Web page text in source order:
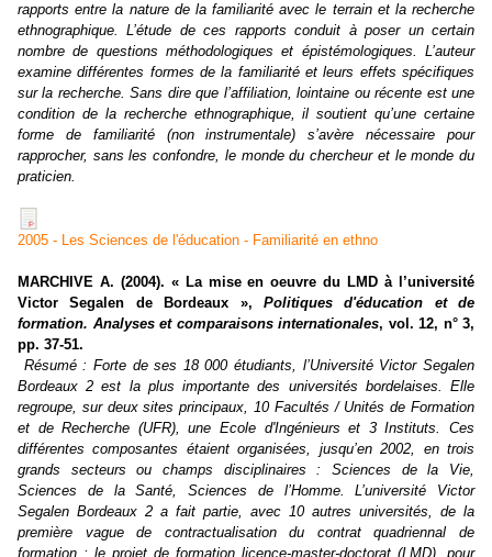
rapports entre la nature de la familiarité avec le terrain et la recherche
ethnographique. L’étude de ces rapports conduit à poser un certain
nombre de questions méthodologiques et épistémologiques. L’auteur
examine différentes formes de la familiarité et leurs effets spécifiques
sur la recherche. Sans dire que l’affiliation, lointaine ou récente est une
condition de la recherche ethnographique, il soutient qu’une certaine
forme de familiarité (non instrumentale) s’avère nécessaire pour
rapprocher, sans les confondre, le monde du chercheur et le monde du
praticien.
2005 - Les Sciences de l'éducation - Familiarité en ethno
MARCHIVE A. (2004). « La mise en oeuvre du LMD à l’université
Victor Segalen de Bordeaux »,
Politiques d'éducation et de
formation. Analyses et comparaisons internationales, vol. 12, n° 3,
pp. 37-51.
Résumé : Forte de ses 18 000 étudiants, l’Université Victor Segalen
Bordeaux 2 est la plus importante des universités bordelaises. Elle
regroupe, sur deux sites principaux, 10 Facultés / Unités de Formation
et de Recherche (UFR), une Ecole d'Ingénieurs et 3 Instituts. Ces
différentes composantes étaient organisées, jusqu’en 2002, en trois
grands secteurs ou champs disciplinaires : Sciences de la Vie,
Sciences de la Santé, Sciences de l’Homme. L’université Victor
Segalen Bordeaux 2 a fait partie, avec 10 autres universités, de la
première vague de contractualisation du contrat quadriennal de
formation ; le projet de formation licence-master-doctorat (LMD), pour